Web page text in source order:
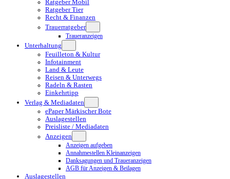
Ratgeber Mobil
Ratgeber Tier
Recht & Finanzen
Trauerratgeber
Traueranzeigen
Unterhaltung
Feuilleton & Kultur
Infotainment
Land & Leute
Reisen & Unterwegs
Radeln & Rasten
Einkehrtipp
Verlag & Mediadaten
ePaper Märkischer Bote
Auslagestellen
Preisliste / Mediadaten
Anzeigen
Anzeigen aufgeben
Annahmestellen Kleinanzeigen
Danksagungen und Traueranzeigen
AGB für Anzeigen & Beilagen
Auslagestellen